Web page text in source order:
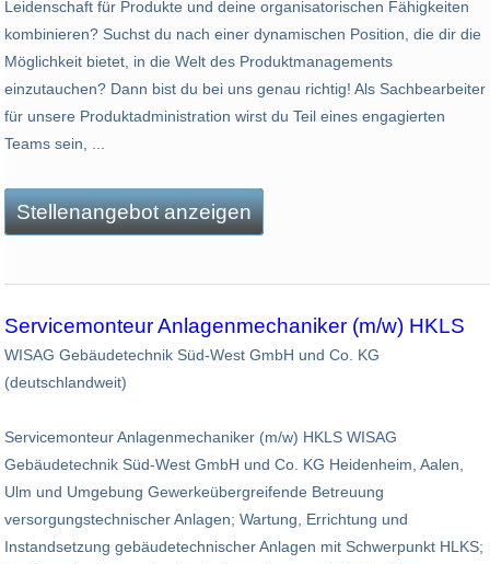
Leidenschaft für Produkte und deine organisatorischen Fähigkeiten
kombinieren? Suchst du nach einer dynamischen Position, die dir die
Möglichkeit bietet, in die Welt des Produktmanagements
einzutauchen? Dann bist du bei uns genau richtig! Als Sachbearbeiter
für unsere Produktadministration wirst du Teil eines engagierten
Teams sein, ...
Stellenangebot anzeigen
Servicemonteur Anlagenmechaniker (m/w) HKLS
WISAG Gebäudetechnik Süd-West GmbH und Co. KG
(deutschlandweit)
Servicemonteur Anlagenmechaniker (m/w) HKLS WISAG
Gebäudetechnik Süd-West GmbH und Co. KG Heidenheim, Aalen,
Ulm und Umgebung Gewerkeübergreifende Betreuung
versorgungstechnischer Anlagen; Wartung, Errichtung und
Instandsetzung gebäudetechnischer Anlagen mit Schwerpunkt HLKS;